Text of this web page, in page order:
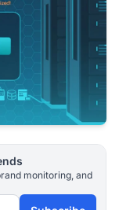
monitoring, and